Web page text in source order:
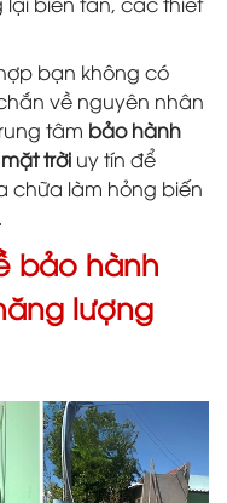
bạn không có
về nguyên nhân
tâm bảo hành
trời uy tín để
chữa làm hỏng biến
bảo hành
lượng